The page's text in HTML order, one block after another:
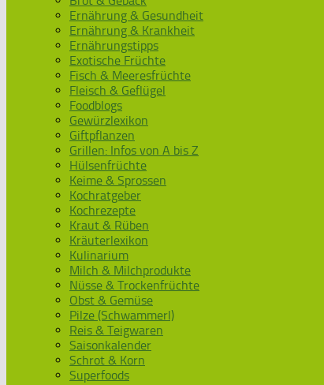
Ernährung & Gesundheit
Ernährung & Krankheit
Ernährungstipps
Exotische Früchte
Fisch & Meeresfrüchte
Fleisch & Geflügel
Foodblogs
Gewürzlexikon
Giftpflanzen
Grillen: Infos von A bis Z
Hülsenfrüchte
Keime & Sprossen
Kochratgeber
Kochrezepte
Kraut & Rüben
Kräuterlexikon
Kulinarium
Milch & Milchprodukte
Nüsse & Trockenfrüchte
Obst & Gemüse
Pilze (Schwammerl)
Reis & Teigwaren
Saisonkalender
Schrot & Korn
Superfoods